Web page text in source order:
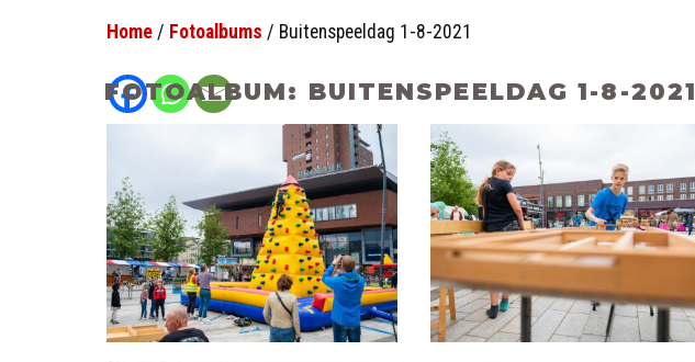
Home / Fotoalbums / Buitenspeeldag 1-8-2021
FOTOALBUM: BUITENSPEELDAG 1-8-2021